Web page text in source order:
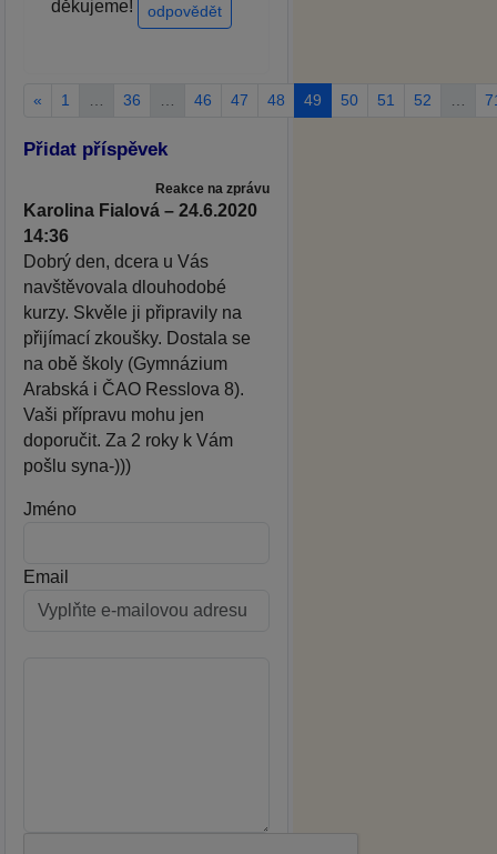
děkujeme!
odpovědět
« 1 36 46 47 48 49 50 51 52
Přidat příspěvek
Reakce na zprávu
Karolina Fialová – 24.6.2020
14:36
Dobrý den, dcera u Vás
navštěvovala dlouhodobé
kurzy. Skvěle ji připravily na
přijímací zkoušky. Dostala se
na obě školy (Gymnázium
Arabská i ČAO Resslova 8).
Vaši přípravu mohu jen
doporučit. Za 2 roky k Vám
pošlu syna-)))
Jméno
Email